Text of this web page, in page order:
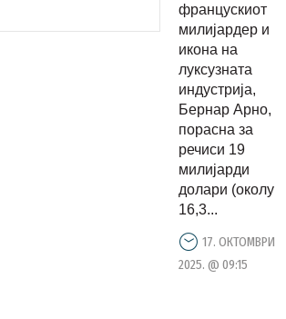
за 19
милијарди
долари за
еден ден
францускиот
милијардер и
икона на
луксузната
индустрија,
Бернар Арно,
порасна за
речиси 19
милијарди
долари (околу
16,3...
17. ОКТОМВРИ
2025. @ 09:15